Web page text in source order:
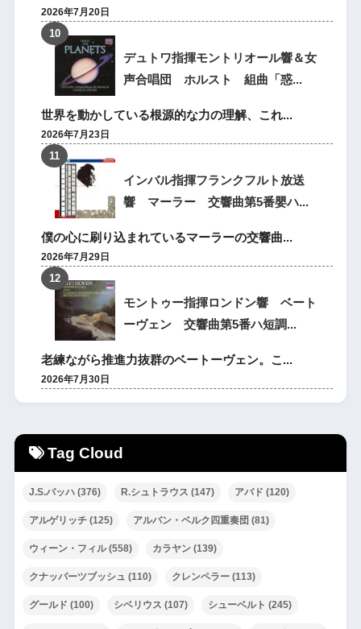
2026年7月20日
デュトワ指揮モントリオール響＆女
声合唱団 ホルスト 組曲「惑...
世界を動かしている根源的な力の理解、これ...
2026年7月23日
インバル指揮フランクフルト放送
響 マーラー 交響曲第5番嬰ハ...
僕の心に刷り込まれているマーラーの交響曲...
2026年7月29日
モントゥー指揮ロンドン響 ベート
ーヴェン 交響曲第5番ハ短調...
老練ながら推進力抜群のベートーヴェン。こ...
2026年7月30日
Tag Cloud
J.S.バッハ(376) R.シュトラウス (147) アバド (120)
アルゲリッチ(125) アルバン・ベルク四重奏団 (81)
ウィーン・フィル(558) カラヤン(139)
クナッパーツブッシュ (110) クレンペラー(113)
グールド (100) シベリウス (107) シューベルト (245)